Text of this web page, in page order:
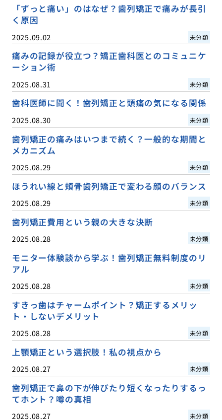
「ずっと痛い」のはなぜ？歯列矯正で痛みが長引
く原因
2025.09.02 未分類
痛みの記録が役立つ？矯正歯科医とのコミュニケ
ーション術
2025.08.31 未分類
歯科医師に聞く！歯列矯正と頭痛の気になる関係
2025.08.30 未分類
歯列矯正の痛みはいつまで続く？一般的な期間と
メカニズム
2025.08.29 未分類
ほうれい線と頬骨歯列矯正で変わる顔のバランス
2025.08.29 未分類
歯列矯正費用という親の大きな決断
2025.08.28 未分類
モニター体験談から学ぶ！歯列矯正無料制度のリ
アル
2025.08.28 未分類
すきっ歯はチャームポイント？矯正するメリッ
ト・しないデメリット
2025.08.28 未分類
上顎矯正という選択肢！私の視点から
2025.08.27 未分類
歯列矯正で鼻の下が伸びたり短くなったりするっ
てホント？噂の真相
2025.08.27 未分類